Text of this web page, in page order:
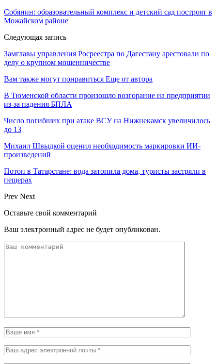
Собянин: образовательный комплекс и детский сад построят в
Можайском районе
Следующая запись
Замглавы управления Росреестра по Дагестану арестовали по
делу о крупном мошенничестве
Вам также могут понравиться Еще от автора
В Тюменской области произошло возгорание на предприятии
из-за падения БПЛА
Число погибших при атаке ВСУ на Нижнекамск увеличилось
до 13
Михаил Швыдкой оценил необходимость маркировки ИИ-
произведений
Потоп в Татарстане: вода затопила дома, туристы застряли в
пещерах
Prev Next
Оставьте свой комментарий
Ваш электронный адрес не будет опубликован.